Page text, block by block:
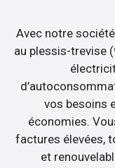
Avec notre
au plessis-trevise
vos besoins
économies.
factures élevées,
et